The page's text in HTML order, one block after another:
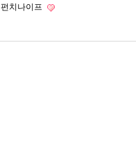
펀치나이프